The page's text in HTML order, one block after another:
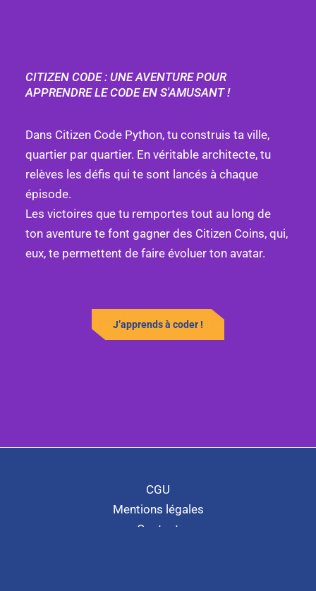
CITIZEN CODE : UNE AVENTURE POUR
APPRENDRE LE CODE EN S'AMUSANT !
Dans Citizen Code Python, tu construis ta ville,
quartier par quartier. En véritable architecte, tu
relèves les défis qui te sont lancés à chaque
épisode.
Les victoires que tu remportes tout au long de
ton aventure te font gagner des Citizen Coins, qui,
eux, te permettent de faire évoluer ton avatar.
J’apprends à coder !
CGU
Mentions légales
Contact